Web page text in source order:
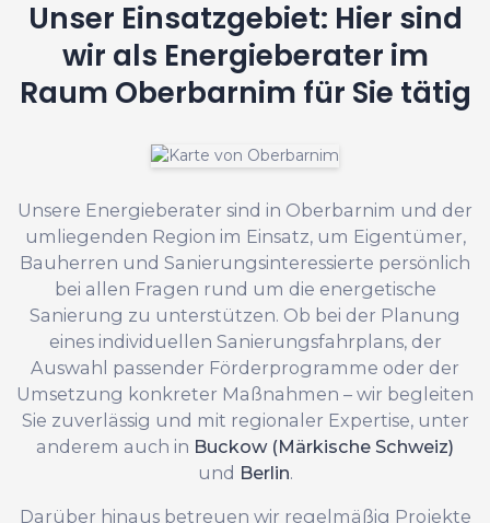
Unser Einsatzgebiet: Hier sind
wir als Energieberater im
Raum Oberbarnim für Sie tätig
Unsere Energieberater sind in Oberbarnim und der
umliegenden Region im Einsatz, um Eigentümer,
Bauherren und Sanierungsinteressierte persönlich
bei allen Fragen rund um die energetische
Sanierung zu unterstützen. Ob bei der Planung
eines individuellen Sanierungsfahrplans, der
Auswahl passender Förderprogramme oder der
Umsetzung konkreter Maßnahmen – wir begleiten
Sie zuverlässig und mit regionaler Expertise, unter
anderem auch in Buckow (Märkische Schweiz)
und Berlin.
Darüber hinaus betreuen wir regelmäßig Projekte